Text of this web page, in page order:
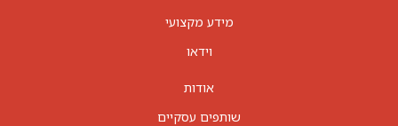
מידע מקצועי
וידאו
אודות
שותפים עסקיים